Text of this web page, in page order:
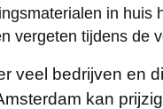
in
vergeten tijdens de
veel bedrijven en
kan